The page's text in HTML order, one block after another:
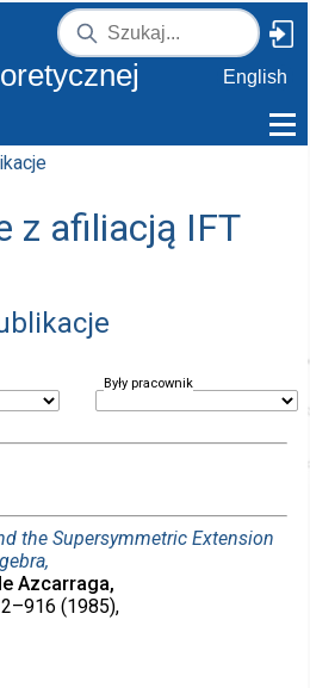
English
z afiliacją IFT
Były pracownik
the Supersymmetric Extension
Azcarraga,
(1985),